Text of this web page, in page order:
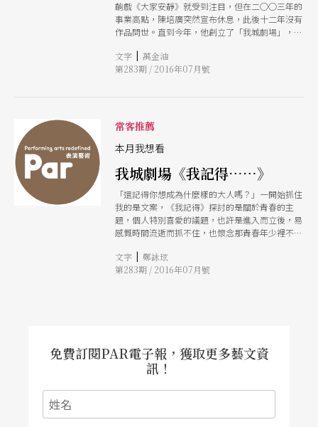
齣戲《大家安靜》就受到注目，但在二○○三年的
事業高點，陳培廣突然宣布休息，此後十二年沒有
作品問世。直到今年，他創立了「我城劇場」，將
經歷了什麼，又領悟了什麼？一個曾任性轉身走開
的人，為何重新走進劇場？在陳培廣的舞台上，將
文字 | 萬金油
第283期 / 2016年07月號
常客推薦
本月我想看
我城劇場《我記得……》
「還記得你想成為什麼樣的大人嗎？」一開始抓住
我的是文案，《我記得》探討的是關於青春的主
題，個人特別喜愛的議題，也許是進入而立後，易
感慨時間流逝而抓不住，也懷念那青春年少裡不畏
幾何時我們為了生活、為了生存而忘記了自己的夢
想與那最真實的初衷！ 我城劇場首發《我記得》
迷人的地方就是舞台上的故事，就像你我過往片段
回憶，如虛實之間，觸動著你我不悔的青春故事！
文字 | 鄭詠玹
第283期 / 2016年07月號
免費訂閱PAR電子報，獲取更多藝文資
訊！